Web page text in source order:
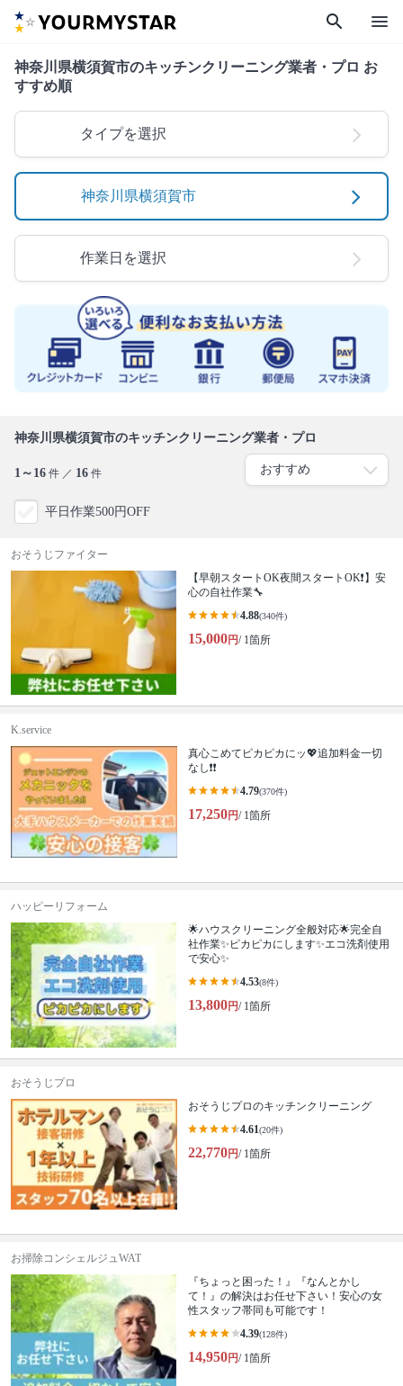
search menu
神奈川県横須賀市のキッチンクリーニング業者・プロ お
すすめ順
タイプを選択
神奈川県横須賀市
作業日を選択
神奈川県横須賀市のキッチンクリーニング業者・プロ
1～16 件 ／ 16 件
平日作業500円OFF
おそうじファイター
【早朝スタートOK夜間スタートOK❗️】安
心の自社作業🔧
4.88(340件)
15,000円/ 1箇所
K.service
真心こめてピカピカにッ💖追加料金一切
なし❗️❗️
4.79(370件)
17,250円/ 1箇所
ハッピーリフォーム
🌟ハウスクリーニング全般対応🌟完全自
社作業✨️ピカピカにします✨️エコ洗剤使用
で安心✨
4.53(8件)
13,800円/ 1箇所
おそうじプロ
おそうじプロのキッチンクリーニング
4.61(20件)
22,770円/ 1箇所
お掃除コンシェルジュWAT
『ちょっと困った！』『なんとかし
て！』の解決はお任せ下さい！安心の女
性スタッフ帯同も可能です！
4.39(128件)
14,950円/ 1箇所